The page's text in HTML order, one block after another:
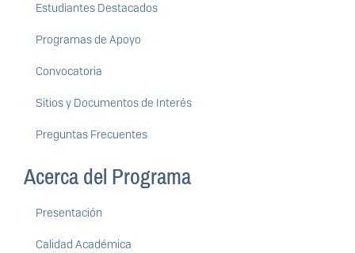
Estudiantes Destacados
Programas de Apoyo
Convocatoria
Sitios y Documentos de Interés
Preguntas Frecuentes
Acerca del Programa
Presentación
Calidad Académica